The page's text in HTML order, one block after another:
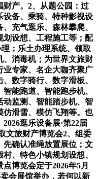
财产。2、从题公园：过
设备、乘骑、特种影视设
充气逛乐、森林攀爬、
划设想、工程施工等；配
；乐土办理系统、领取
、消毒机；为世界文旅财
业专家、名企大咖齐聚广
数字骑行、数字滑板、
能跑道、智能跑步机、
动监测、智能踏步机、智
仿滑雪、模仿飞翔等。也
逛乐设备展·第22届
文旅财产博览会2、组委
先确认准绳放置展位；文
、特色小镇规划设想、
博览会定于2026年5月
会展馆举办，若何以新